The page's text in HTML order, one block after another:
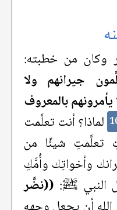
وكان من خطبته:
جيرانهم ولا
بالمعروف
لماذا؟ أنت تعلَّمت
تعلَّمتِ شيئًا من
وأخواتِك وأُمَّكِ
النبي ﷺ: ((نضَّر